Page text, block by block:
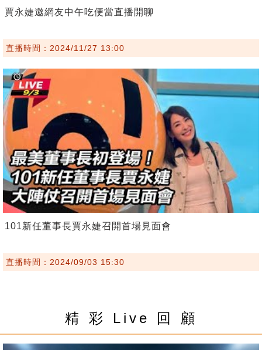
賈永婕邀網友中午吃便當直播開聊
直播時間：2024/11/27 13:00
101新任董事長賈永婕召開首場見面會
直播時間：2024/09/03 15:30
精 彩 Live 回 顧